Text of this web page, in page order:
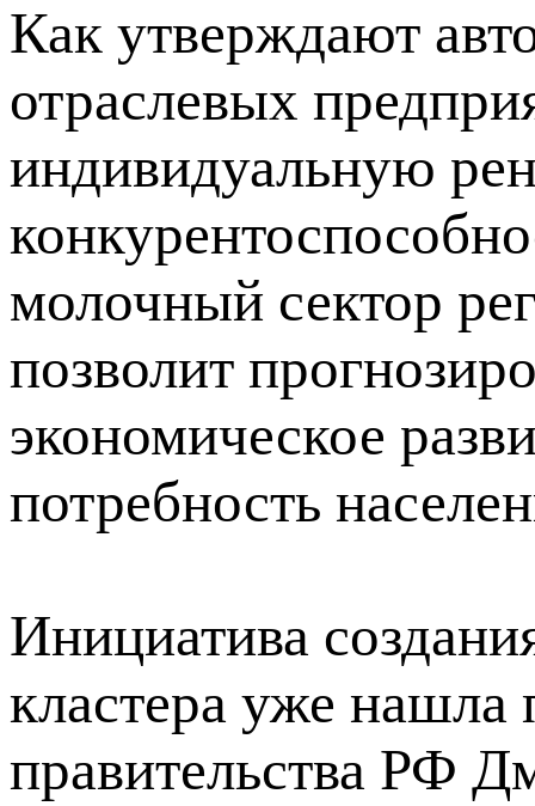
Как утверждают
отраслевых
индивидуальную
молочный сектор
позволит
экономическое
потребность
Инициатива
кластера уже нашла
правительства РФ